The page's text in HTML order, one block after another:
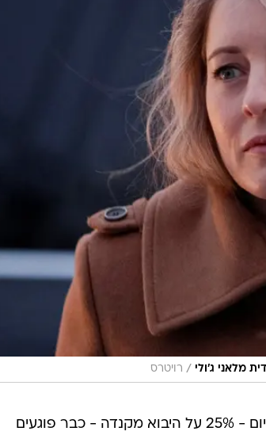
מלאני ג'ולי / רויטרס
לדבריה, המכסים שהטיל טראמפ על פלדה ואלומיניום - 25% על היבוא מקנדה - כבר פוגעים